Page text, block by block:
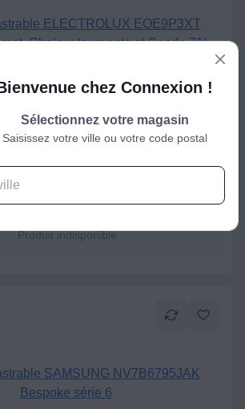
EOE9P3XT Pyrolyse Noir mat,
Produit indisponible
chez Connexion !
Sélectionnez votre magasin
Saisissez votre ville ou votre code postal